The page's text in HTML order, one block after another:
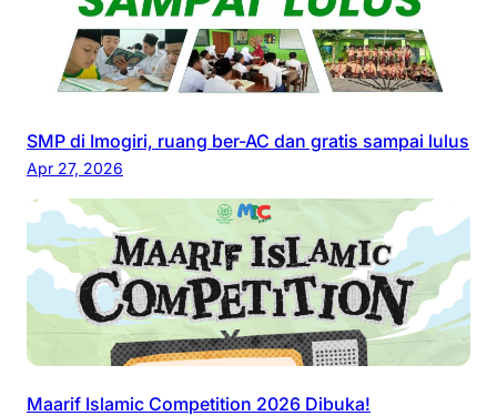
SMP di Imogiri, ruang ber-AC dan gratis sampai lulus
Apr 27, 2026
Maarif Islamic Competition 2026 Dibuka!